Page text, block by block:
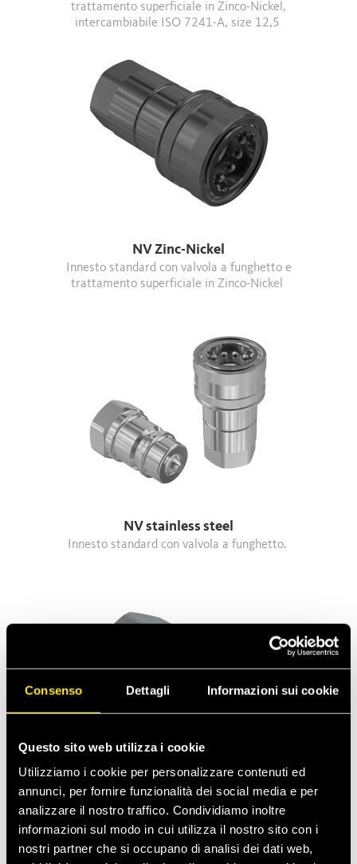
Consenso Dettagli Informazioni sui cookie
Questo sito web utilizza i cookie
Utilizziamo i cookie per personalizzare contenuti ed
annunci, per fornire funzionalità dei social media e per
analizzare il nostro traffico. Condividiamo inoltre
informazioni sul modo in cui utilizza il nostro sito con i
nostri partner che si occupano di analisi dei dati web,
trattamento superficiale in Zinco-Nickel,
intercambiabile ISO 7241-A, size 12,5
NV Zinc-Nickel
trattamento superficiale in Zinco-Nickel
NV stainless steel
Innesto standard con valvola a funghetto.
NV
Intercambiabilità Faster (tranne la dimensione 12,5)